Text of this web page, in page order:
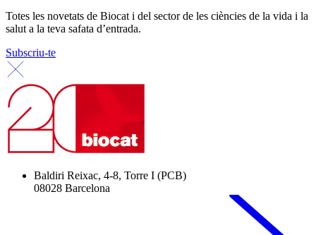
Totes les novetats de Biocat i del sector de les ciències de la vida i la
salut a la teva safata d’entrada.
Subscriu-te
Baldiri Reixac, 4-8, Torre I (PCB)
08028 Barcelona